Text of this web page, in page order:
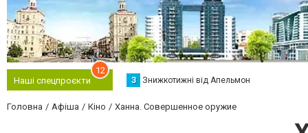
Наші спецпроєкти
12
З Знижкотижні від Апельмон
Головна Афіша Кіно Ханна. Совершенное оружие